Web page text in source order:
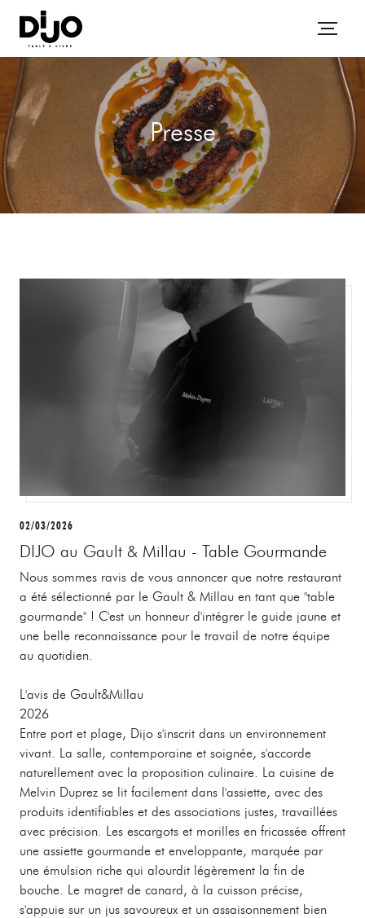
Presse
DIJO au Gault & Millau - Table Gourmande
02/03/2026
Nous sommes ravis de vous annoncer que notre restaurant
a été sélectionné par le Gault & Millau en tant que "table
gourmande" ! C'est un honneur d'intégrer le guide jaune et
une belle reconnaissance pour le travail de notre équipe
au quotidien.
L'avis de Gault&Millau
2026
Entre port et plage, Dijo s'inscrit dans un environnement
vivant. La salle, contemporaine et soignée, s'accorde
naturellement avec la proposition culinaire. La cuisine de
Melvin Duprez se lit facilement dans l'assiette, avec des
produits identifiables et des associations justes, travaillées
avec précision. Les escargots et morilles en fricassée offrent
une assiette gourmande et enveloppante, marquée par
une émulsion riche qui alourdit légèrement la fin de
bouche. Le magret de canard, à la cuisson précise,
s'appuie sur un jus savoureux et un assaisonnement bien